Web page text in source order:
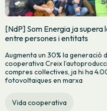
[NdP] Som Energia ja
entre persones i entitats
Augmenta un 30% la generació
cooperativa Creix
compres col·lectives, ja hi ha
fotovoltaiques en marxa
Vida cooperativa